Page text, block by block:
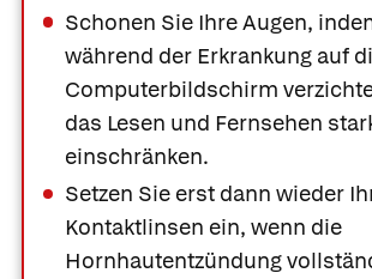
Schonen Sie Ihre Augen,
während der Erkrankung auf
Computerbildschirm
das Lesen und Fernsehen
einschränken.
Setzen Sie erst dann wieder
Kontaktlinsen ein, wenn die
Hornhautentzündung